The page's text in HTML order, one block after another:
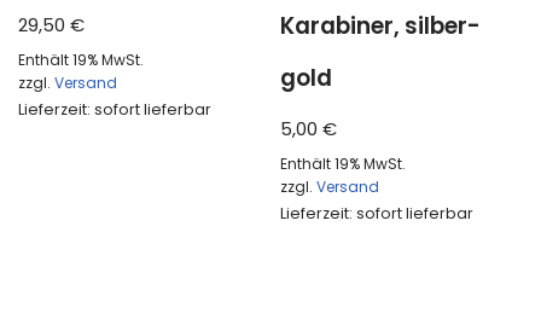
29,50 €
Enthält 19% MwSt.
zzgl. Versand
Lieferzeit: sofort lieferbar
Karabiner, silber-
gold
5,00€
Enthält 19% MwSt.
zzgl.Versand
Lieferzeit: sofort lieferbar